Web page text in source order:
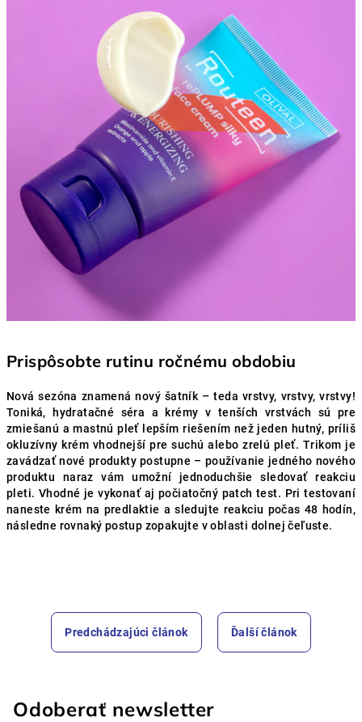
Prispôsobte rutinu ročnému obdobiu
Nová sezóna znamená nový šatník – teda vrstvy, vrstvy, vrstvy!
Toniká, hydratačné séra a krémy v tenších vrstvách sú pre
zmiešanú a mastnú pleť lepším riešením než jeden hutný, príliš
okluzívny krém vhodnejší pre suchú alebo zrelú pleť. Trikom je
zavádzať nové produkty postupne – používanie jedného nového
produktu naraz vám umožní jednoduchšie sledovať reakciu
pleti. Vhodné je vykonať aj počiatočný patch test. Pri testovaní
naneste krém na predlaktie a sledujte reakciu počas 48 hodín,
následne rovnaký postup zopakujte v oblasti dolnej čeľuste.
Predchádzajúci článok Ďalší článok
Odoberať newsletter